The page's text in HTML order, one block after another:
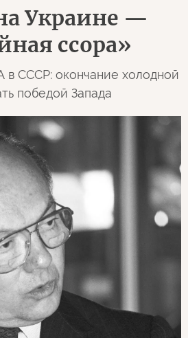
Украине —
ссора»
СССР: окончание холодной
победой Запада